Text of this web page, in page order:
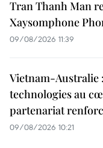
Tran Thanh Man
Xaysomphone
09/08/2026 11:39
Vietnam-Australie
technologies au
partenariat
09/08/2026 10:21